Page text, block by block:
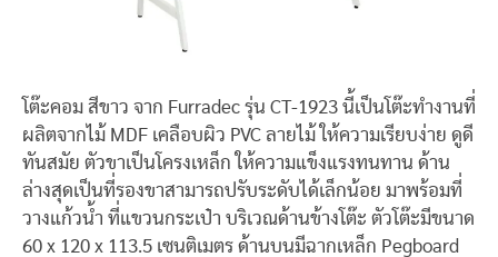
โต๊ะคอม สีขาว จาก Furradec รุ่น CT-1923 นี้เป็นโต๊ะทำงานที่
ผลิตจากไม้ MDF เคลือบผิว PVC ลายไม้ ให้ความเรียบง่าย ดูดี
ทันสมัย ตัวขาเป็นโครงเหล็ก ให้ความแข็งแรงทนทาน ด้าน
ล่างสุดเป็นที่รองขาสามารถปรับระดับได้เล็กน้อย มาพร้อมที่
วางแก้วน้ำ ที่แขวนกระเป๋า บริเวณด้านข้างโต๊ะ ตัวโต๊ะมีขนาด
60 x 120 x 113.5 เซนติเมตร ด้านบนมีฉากเหล็ก Pegboard